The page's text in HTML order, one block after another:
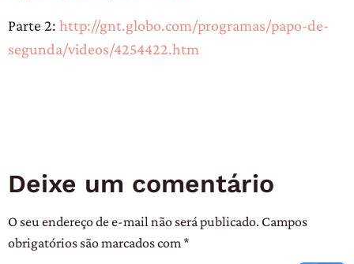
Parte 2: http://gnt.globo.com/programas/papo-de-
segunda/videos/4254422.htm
Deixe um comentário
O seu endereço de e-mail não será publicado. Campos
obrigatórios são marcados com *